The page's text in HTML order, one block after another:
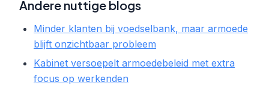
Andere nuttige blogs
Minder klanten bij voedselbank, maar armoede
blijft onzichtbaar probleem
Kabinet versoepelt armoedebeleid met extra
focus op werkenden